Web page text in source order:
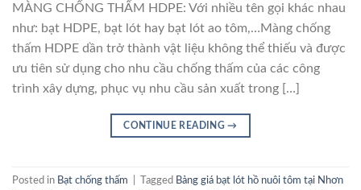
MÀNG CHỐNG THẤM HDPE: Với nhiều tên gọi khác nhau
như: bạt HDPE, bạt lót hay bạt lót ao tôm,…Màng chống
thấm HDPE dần trở thành vật liệu không thể thiếu và được
ưu tiên sử dụng cho nhu cầu chống thấm của các công
trình xây dựng, phục vụ nhu cầu sản xuất trong […]
CONTINUE READING→
Posted in Bạt chống thấm Tagged Bảng giá bạt lót hồ nuôi tôm tại Nhơn